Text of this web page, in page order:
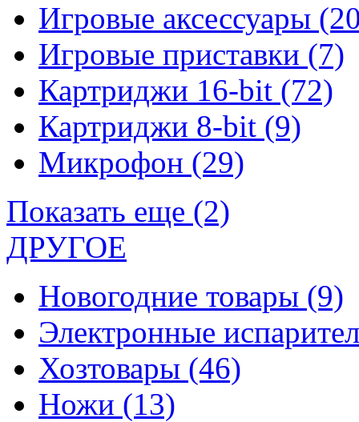
Игровые аксессуары
Игровые приставки (7)
Картриджи 16-bit (72)
Картриджи 8-bit (9)
Микрофон (29)
Показать еще (2)
ДРУГОЕ
Новогодние товары (9)
Электронные
Хозтовары (46)
Ножи (13)